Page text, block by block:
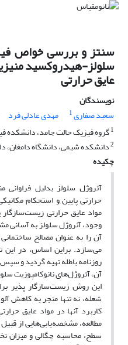
سنتز و بررسی خواص
سلولز-هیدروکسید
عایق حرارتی
نویسندگان
سعید صفاری1 مهدی عادلی فرد
1گروه فیزیک حالت جامد، دانشکده
2دانشکده شیمی، دانشگاه دامغان،
چکیده
آئروژل سلولز بدلیل فراوانی
حرارتی پایین و استحکام
مواد عایق حرارتی
وجود، آئروژل سلولز به آسانی
آن را به عنوان مصالح
می‌سازد. بر‌این اساس، در این
روزنامه باطله تهیه گردید و
آن، آئروژل‌های نانوکامپوزیت‌
این روش زیست‌سازگار پذیر
شعله، نه تنها منجر به کاهش
کاربرد آنها در مواد عایق
مطالعه، مشخصه‌یابی‌هایی از
سطح، محاسبه چگالی و میزان